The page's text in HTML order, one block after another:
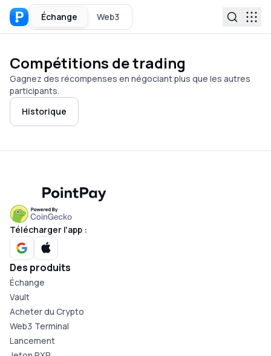
Échange Web3
Compétitions de trading
Gagnez des récompenses en négociant plus que les autres
participants.
Historique
Télécharger l'app :
Des produits
Échange
Vault
Acheter du Crypto
Web3 Terminal
Lancement